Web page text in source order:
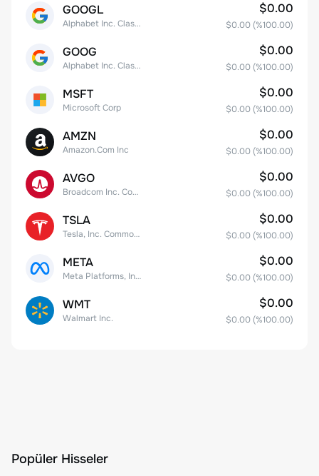
GOOGL
Alphabet Inc. Class A Common Stock
$0.00
$0.00 (%100.00)
GOOG
Alphabet Inc. Class C Capital Stock
$0.00
$0.00 (%100.00)
MSFT
Microsoft Corp
$0.00
$0.00 (%100.00)
AMZN
Amazon.Com Inc
$0.00
$0.00 (%100.00)
AVGO
Broadcom Inc. Common Stock
$0.00
$0.00 (%100.00)
TSLA
Tesla, Inc. Common Stock
$0.00
$0.00 (%100.00)
META
Meta Platforms, Inc. Class A Common Stock
$0.00
$0.00 (%100.00)
WMT
Walmart Inc.
$0.00
$0.00 (%100.00)
Popüler Hisseler